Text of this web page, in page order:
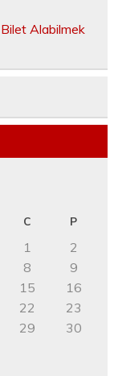
Alabilmek
C P
1
2
8
9
15
16
22
23
29
30